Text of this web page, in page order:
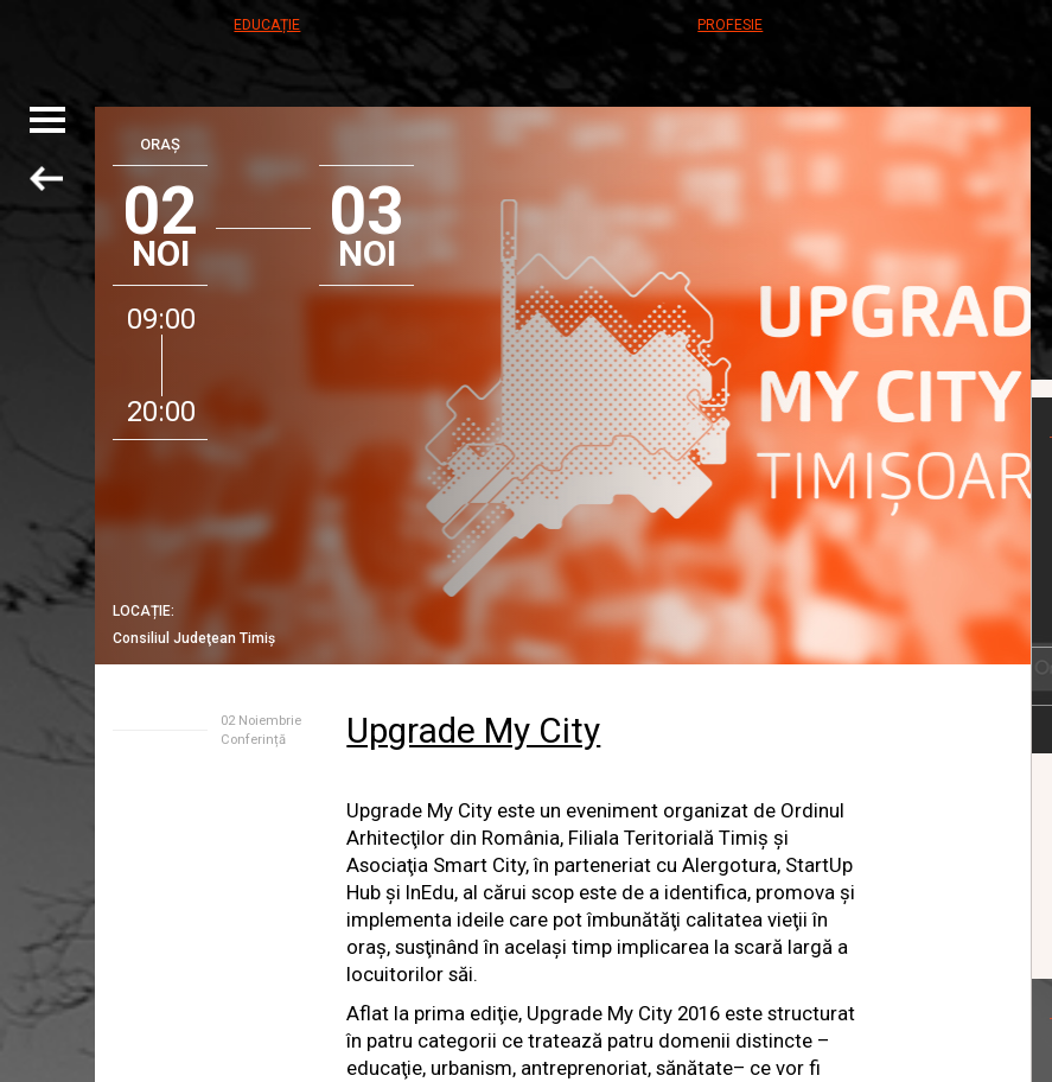
Toggle
EDUCAȚIE PROFESIE
ORAȘ
02
NOI
03
NOI
09:00
20:00
LOCAȚIE:
Consiliul Judeţean Timiş
02 Noiembrie
Conferință
Upgrade My City
Upgrade My City este un eveniment organizat de Ordinul
Arhitecţilor din România, Filiala Teritorială Timiş şi
Asociaţia Smart City, în parteneriat cu Alergotura, StartUp
Hub şi InEdu, al cărui scop este de a identifica, promova şi
implementa ideile care pot îmbunătăţi calitatea vieţii în
oraş, susţinând în acelaşi timp implicarea la scară largă a
locuitorilor săi.
Aflat la prima ediţie, Upgrade My City 2016 este structurat
în patru categorii ce tratează patru domenii distincte –
educaţie, urbanism, antreprenoriat, sănătate– ce vor fi